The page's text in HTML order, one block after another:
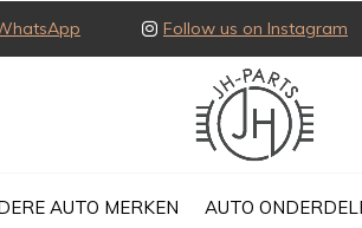
AUTO MERKEN AUTO
Follow us on Instagram